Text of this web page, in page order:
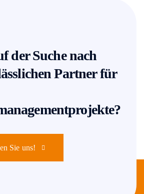
der Suche nach
Partner für
Sie uns!